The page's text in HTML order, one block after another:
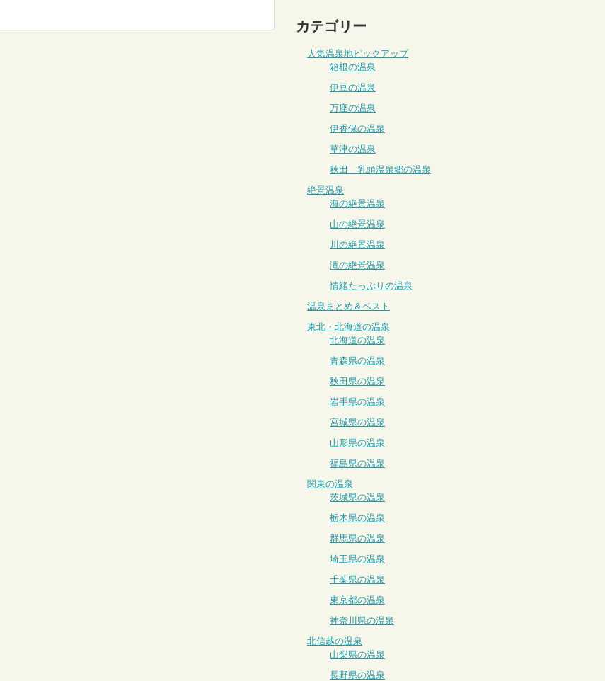
カテゴリー
人気温泉地ピックアップ
箱根の温泉
伊豆の温泉
万座の温泉
伊香保の温泉
草津の温泉
秋田 乳頭温泉郷の温泉
絶景温泉
海の絶景温泉
山の絶景温泉
川の絶景温泉
滝の絶景温泉
情緒たっぷりの温泉
温泉まとめ＆ベスト
東北・北海道の温泉
北海道の温泉
青森県の温泉
秋田県の温泉
岩手県の温泉
宮城県の温泉
山形県の温泉
福島県の温泉
関東の温泉
茨城県の温泉
栃木県の温泉
群馬県の温泉
埼玉県の温泉
千葉県の温泉
東京都の温泉
神奈川県の温泉
北信越の温泉
山梨県の温泉
長野県の温泉